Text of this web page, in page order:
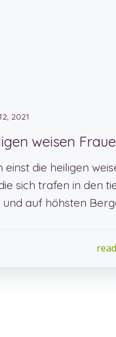
2021
weisen
einst die heiligen
sich trafen in den
auf höhsten